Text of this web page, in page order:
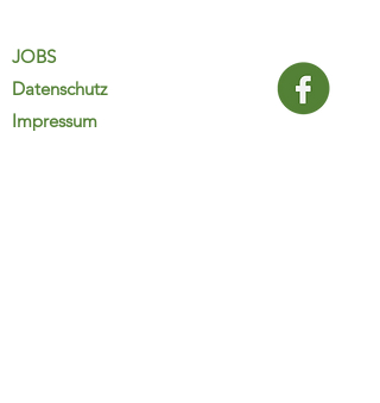
JOBS
Datenschutz
Impressum